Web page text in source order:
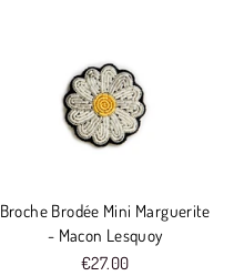
Broche Brodée Mini Marguerite
- Macon Lesquoy
€27.00